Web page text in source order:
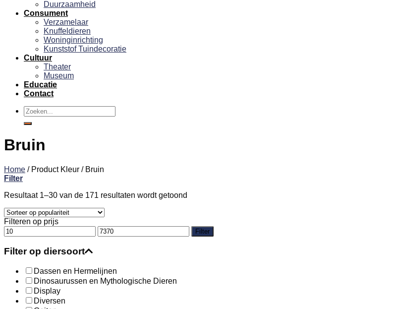
Duurzaamheid
Consument
Verzamelaar
Knuffeldieren
Woninginrichting
Kunststof Tuindecoratie
Cultuur
Theater
Museum
Educatie
Contact
Zoeken
naar:
Bruin
Home /Product Kleur /Bruin
Filter
Resultaat 1–30 van de 171 resultaten wordt getoond
Filteren op prijs
Min.
prijs
Max.
prijs
Filter
Filter op diersoort
Dassen en Hermelijnen
Dinosaurussen en Mythologische Dieren
Display
Diversen